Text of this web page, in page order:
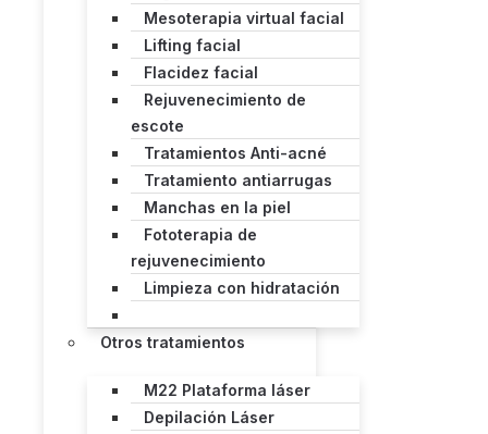
Mesoterapia virtual facial
Lifting facial
Flacidez facial
Rejuvenecimiento de
escote
Tratamientos Anti-acné
Tratamiento antiarrugas
Manchas en la piel
Fototerapia de
rejuvenecimiento
Limpieza con hidratación
Otros tratamientos
M22 Plataforma láser
Depilación Láser